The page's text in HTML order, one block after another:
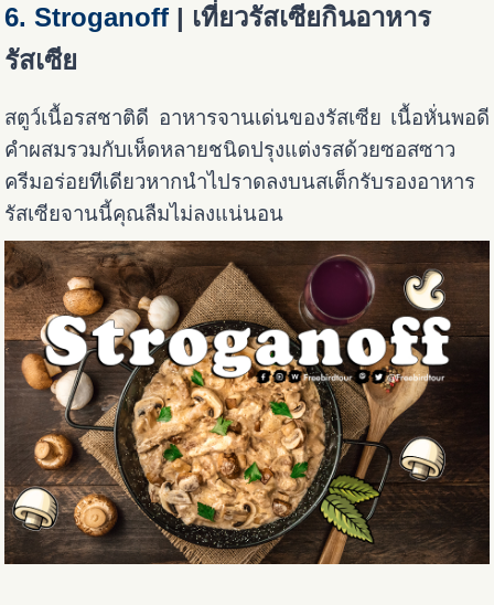
6. Stroganoff | เที่ยวรัสเซียกินอาหาร
รัสเซีย
สตูว์เนื้อรสชาติดี อาหารจานเด่นของรัสเซีย เนื้อหั่นพอดี
คำผสมรวมกับเห็ดหลายชนิดปรุงแต่งรสด้วยซอสซาว
ครีมอร่อยทีเดียวหากนำไปราดลงบนสเต็กรับรองอาหาร
รัสเซียจานนี้คุณลืมไม่ลงแน่นอน